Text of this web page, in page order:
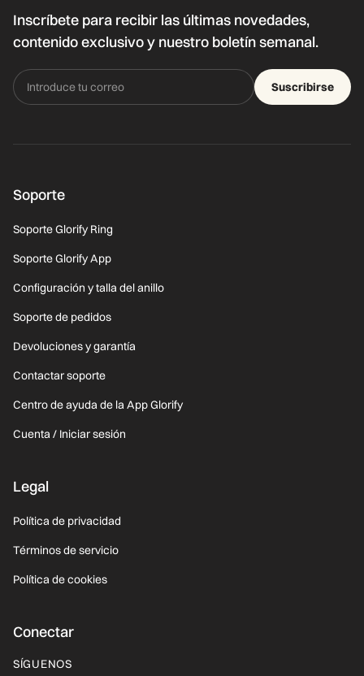
Inscríbete para recibir las últimas novedades,
contenido exclusivo y nuestro boletín semanal.
Suscribirse
Soporte
Soporte Glorify Ring
Soporte Glorify App
Configuración y talla del anillo
Soporte de pedidos
Devoluciones y garantía
Contactar soporte
Centro de ayuda de la App Glorify
Cuenta / Iniciar sesión
Legal
Política de privacidad
Términos de servicio
Política de cookies
Conectar
SÍGUENOS